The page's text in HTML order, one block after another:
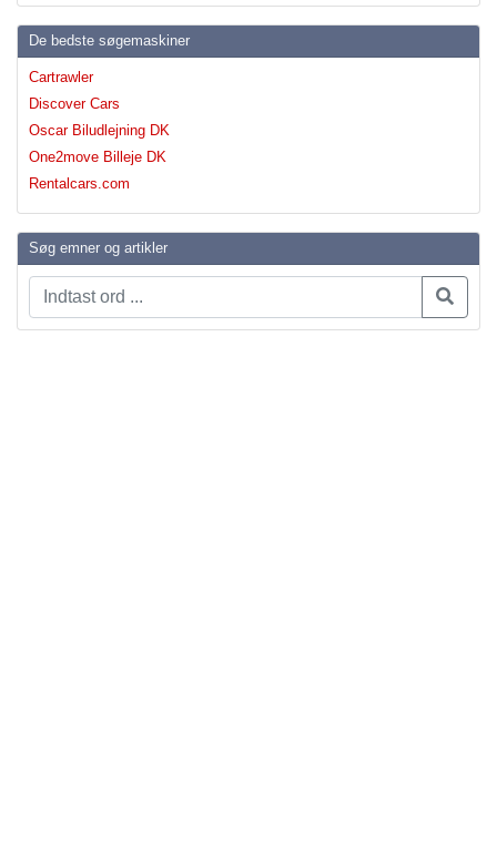
De bedste søgemaskiner
Cartrawler
Discover Cars
Oscar Biludlejning DK
One2move Billeje DK
Rentalcars.com
Søg emner og artikler